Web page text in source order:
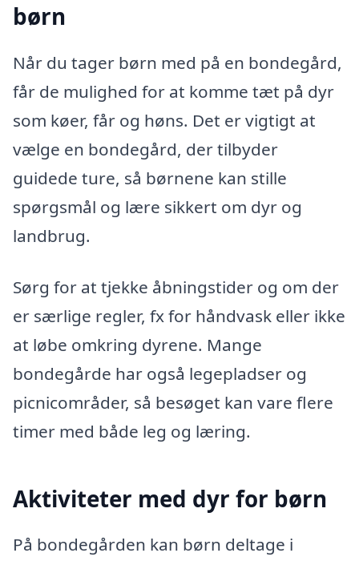
børn
Når du tager børn med på en bondegård,
får de mulighed for at komme tæt på dyr
som køer, får og høns. Det er vigtigt at
vælge en bondegård, der tilbyder
guidede ture, så børnene kan stille
spørgsmål og lære sikkert om dyr og
landbrug.
Sørg for at tjekke åbningstider og om der
er særlige regler, fx for håndvask eller ikke
at løbe omkring dyrene. Mange
bondegårde har også legepladser og
picnicområder, så besøget kan vare flere
timer med både leg og læring.
Aktiviteter med dyr for børn
På bondegården kan børn deltage i